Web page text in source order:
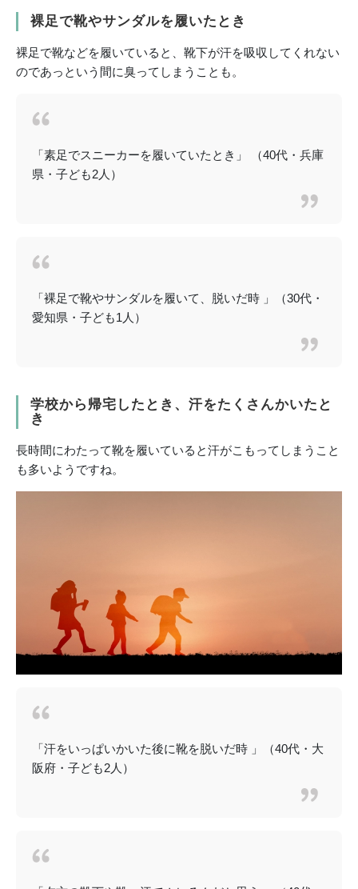
裸足で靴やサンダルを履いたとき
裸足で靴などを履いていると、靴下が汗を吸収してくれない
のであっという間に臭ってしまうことも。
「素足でスニーカーを履いていたとき」 （40代・兵庫
県・子ども2人）
「裸足で靴やサンダルを履いて、脱いだ時 」（30代・
愛知県・子ども1人）
学校から帰宅したとき、汗をたくさんかいたと
き
長時間にわたって靴を履いていると汗がこもってしまうこと
も多いようですね。
「汗をいっぱいかいた後に靴を脱いだ時 」（40代・大
阪府・子ども2人）